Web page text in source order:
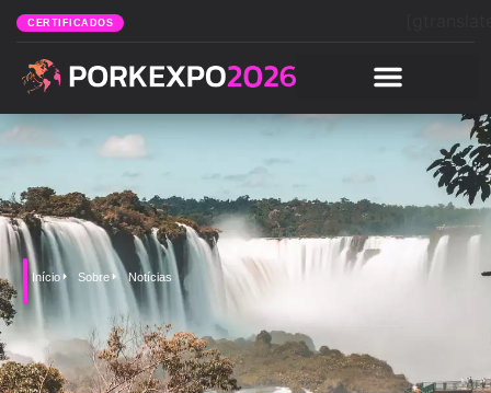
CERTIFICADOS
Início Sobre Notícias